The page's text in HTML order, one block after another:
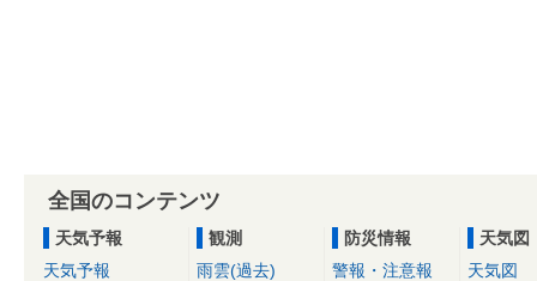
全国のコンテンツ
天気予報
天気予報
観測
雨雲(過去)
防災情報
警報・注意報
天気図
天気図